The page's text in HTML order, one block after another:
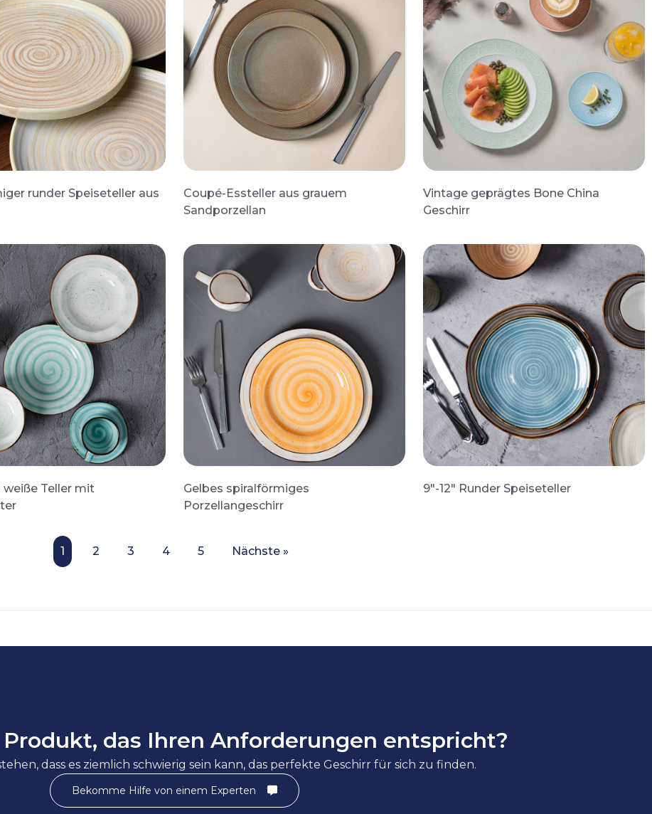
runder Speiseteller aus
Coupé-Essteller aus grauem
Sandporzellan
Vintage geprägtes Bone China
Geschirr
weiße Teller mit
Gelbes spiralförmiges
Porzellangeschirr
9″-12″ Runder Speiseteller
1 2 3 4 5 Nächste »
das Ihren Anforderungen entspricht?
dass es ziemlich schwierig sein kann, das perfekte Geschirr für sich zu finden.
Bekomme Hilfe von einem Experten